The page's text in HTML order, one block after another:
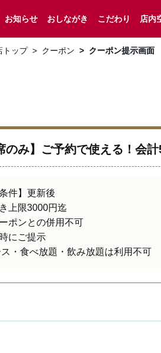
お知らせ おしながき こだわり 店内
トップ クーポン クーポン提示画面
のみ】ご予約で使える！会
件】更新後
上限3000円迄
ポンとの併用不可
にご提示
ス・食べ放題・飲み放題は利用不可